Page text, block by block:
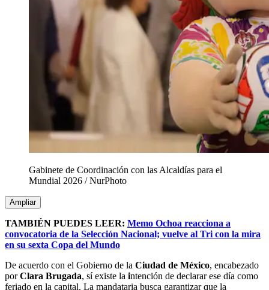
Gabinete de Coordinación con las Alcaldías para el
Mundial 2026 /NurPhoto
Ampliar
TAMBIÉN PUEDES LEER: Memo Ochoa reacciona a
convocatoria de la Selección Nacional; vuelve al Tri con la mira
en su sexta Copa del Mundo
De acuerdo con el Gobierno de la Ciudad de México, encabezado
porClara Brugada, sí existe la intención de declarar ese día como
feriado en la capital. La mandataria busca garantizar que la